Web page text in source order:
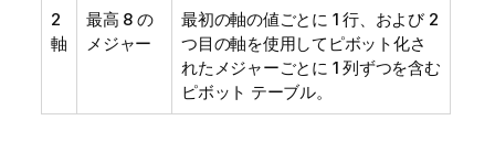
2
軸
最高 8 の
メジャー
最初の軸の値ごとに 1 行、および 2
つ目の軸を使用してピボット化さ
れたメジャーごとに 1 列ずつを含む
ピボット テーブル。